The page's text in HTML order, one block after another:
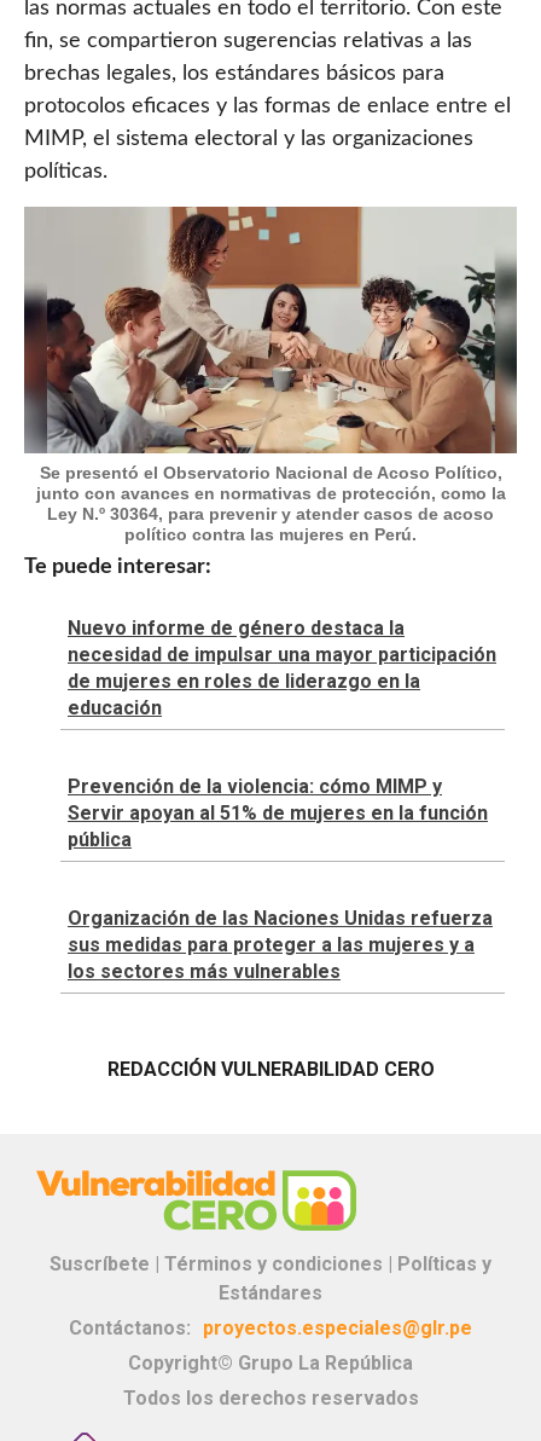
las normas actuales en todo el territorio. Con este
fin, se compartieron sugerencias relativas a las
brechas legales, los estándares básicos para
protocolos eficaces y las formas de enlace entre el
MIMP, el sistema electoral y las organizaciones
políticas.
Se presentó el Observatorio Nacional de Acoso Político,
junto con avances en normativas de protección, como la
Ley N.º 30364, para prevenir y atender casos de acoso
político contra las mujeres en Perú.
Te puede interesar:
Nuevo informe de género destaca la
necesidad de impulsar una mayor participación
de mujeres en roles de liderazgo en la
educación
Prevención de la violencia: cómo MIMP y
Servir apoyan al 51% de mujeres en la función
pública
Organización de las Naciones Unidas refuerza
sus medidas para proteger a las mujeres y a
los sectores más vulnerables
REDACCIÓN VULNERABILIDAD CERO
Suscríbete | Términos y condiciones |
Políticas y
Estándares
Contáctanos:
proyectos.especiales@glr.pe
Copyright© Grupo La República
Todos los derechos reservados